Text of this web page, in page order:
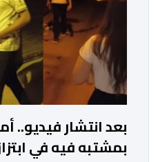
بعد انتشار
بمشتبه فيه في